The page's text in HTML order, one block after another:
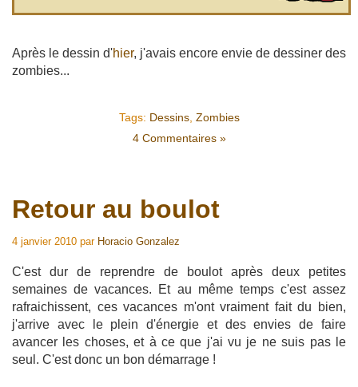
Après le dessin d'hier, j'avais encore envie de dessiner des
zombies...
Tags: Dessins, Zombies
4 Commentaires »
Retour au boulot
4 janvier 2010 par Horacio Gonzalez
C'est dur de reprendre de boulot après deux petites
semaines de vacances. Et au même temps c'est assez
rafraichissent, ces vacances m'ont vraiment fait du bien,
j'arrive avec le plein d'énergie et des envies de faire
avancer les choses, et à ce que j'ai vu je ne suis pas le
seul. C'est donc un bon démarrage !